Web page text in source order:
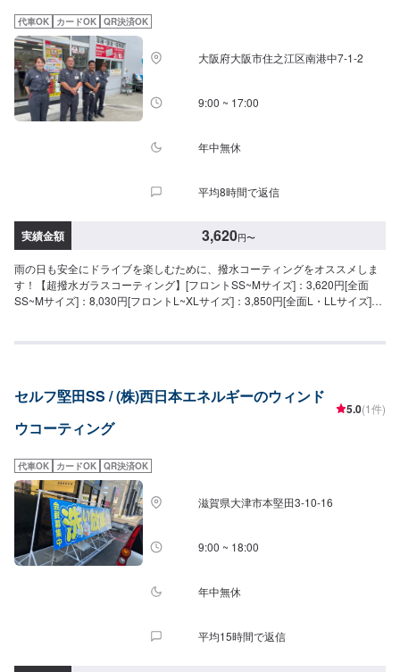
代車OK カードOK QR決済OK
大阪府大阪市住之江区南港中7-1-2
9:00 ~ 17:00
年中無休
平均8時間で返信
実績金額 3,620円〜
雨の日も安全にドライブを楽しむために、撥水コーティングをオススメしま
す！【超撥水ガラスコーティング】[フロントSS~Mサイズ]：3,620円[全面
SS~Mサイズ]：8,030円[フロントL~XLサイズ]：3,850円[全面L・LLサイズ]：
セルフ堅田SS / (株)西日本エネルギーのウィンド
ウコーティング
5.0(1件)
代車OK カードOK QR決済OK
滋賀県大津市本堅田3-10-16
9:00 ~ 18:00
年中無休
平均15時間で返信